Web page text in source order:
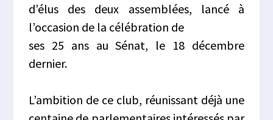
d’élus des deux assemblées, lancé à
l’occasion de la célébration de
ses 25 ans au Sénat, le 18 décembre
dernier.
L’ambition de ce club, réunissant déjà une